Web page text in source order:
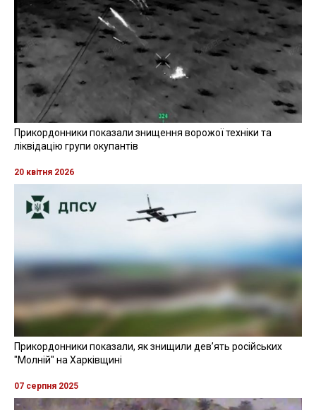
Прикордонники показали знищення ворожої техніки та
ліквідацію групи окупантів
20 квітня 2026
Прикордонники показали, як знищили девʼять російських
"Молній" на Харківщині
07 серпня 2025